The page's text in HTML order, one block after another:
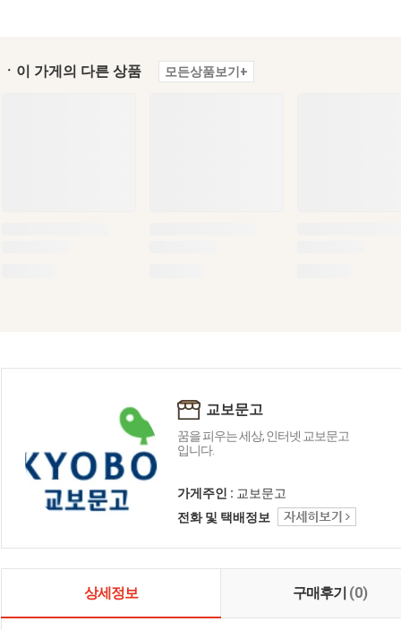
ㆍ이 가게의 다른 상품 모든상품보기+
교보문고
꿈을 피우는 세상, 인터넷 교보문고
입니다.
가게주인 : 교보문고
전화 및 택배정보
상세정보 구매후기 (0)